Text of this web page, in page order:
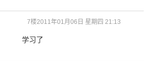
7楼2011年01月06日 星期四 21:13
学习了